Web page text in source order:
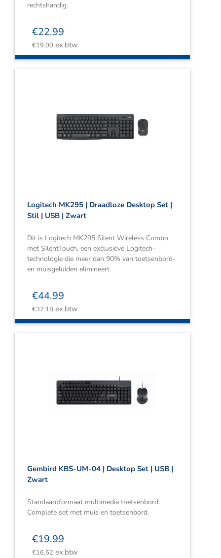
rechtshandig.
€22.99
€19.00 ex.btw
Logitech MK295 | Draadloze Desktop Set |
Stil | USB | Zwart
Dit is Logitech MK295 Silent Wireless Combo
met SilentTouch, een exclusieve Logitech-
technologie die meer dan 90% van toetsenbord-
en muisgeluiden elimineert.
€44.99
€37.18 ex.btw
Gembird KBS-UM-04 | Desktop Set | USB |
Zwart
Standaardformaat multimedia toetsenbord.
Complete set met muis en toetsenbord.
€19.99
€16.52 ex.btw